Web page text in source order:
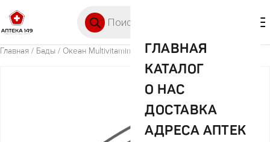
ГЛАВНАЯ
КАТАЛОГ
О НАС
ДОСТАВКА
АДРЕСА АПТЕК
Главная / Бады / Океан Multivitamin Gummies паст. №60 ORZAX